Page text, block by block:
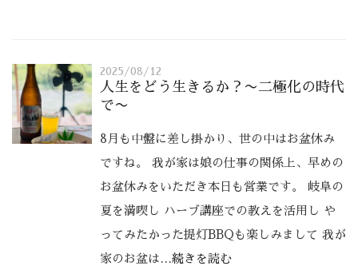
2025/08/12
人生をどう生きるか？〜二極化の時代
で〜
8月も中盤に差し掛かり、世の中はお盆休み
ですね。 我が家は娘の仕事の関係上、早めの
お盆休みをいただき本日も営業です。 岐阜の
夏を満喫し ハーブ講座での教えを活用し や
ってみたかった提灯BBQも楽しみまして 我が
家のお盆は …続きを読む